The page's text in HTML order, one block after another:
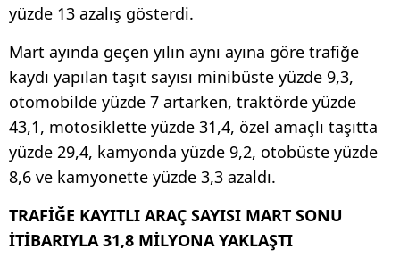
yüzde 13 azalış gösterdi.
Mart ayında geçen yılın aynı ayına göre trafiğe
kaydı yapılan taşıt sayısı minibüste yüzde 9,3,
otomobilde yüzde 7 artarken, traktörde yüzde
43,1, motosiklette yüzde 31,4, özel amaçlı taşıtta
yüzde 29,4, kamyonda yüzde 9,2, otobüste yüzde
8,6 ve kamyonette yüzde 3,3 azaldı.
TRAFİĞE KAYITLI ARAÇ SAYISI MART SONU
İTİBARIYLA 31,8 MİLYONA YAKLAŞTI